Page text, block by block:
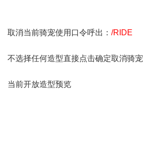
取消当前骑宠使用口令呼出： /RIDE
不选择任何造型直接点击确定取消骑宠
当前开放造型预览